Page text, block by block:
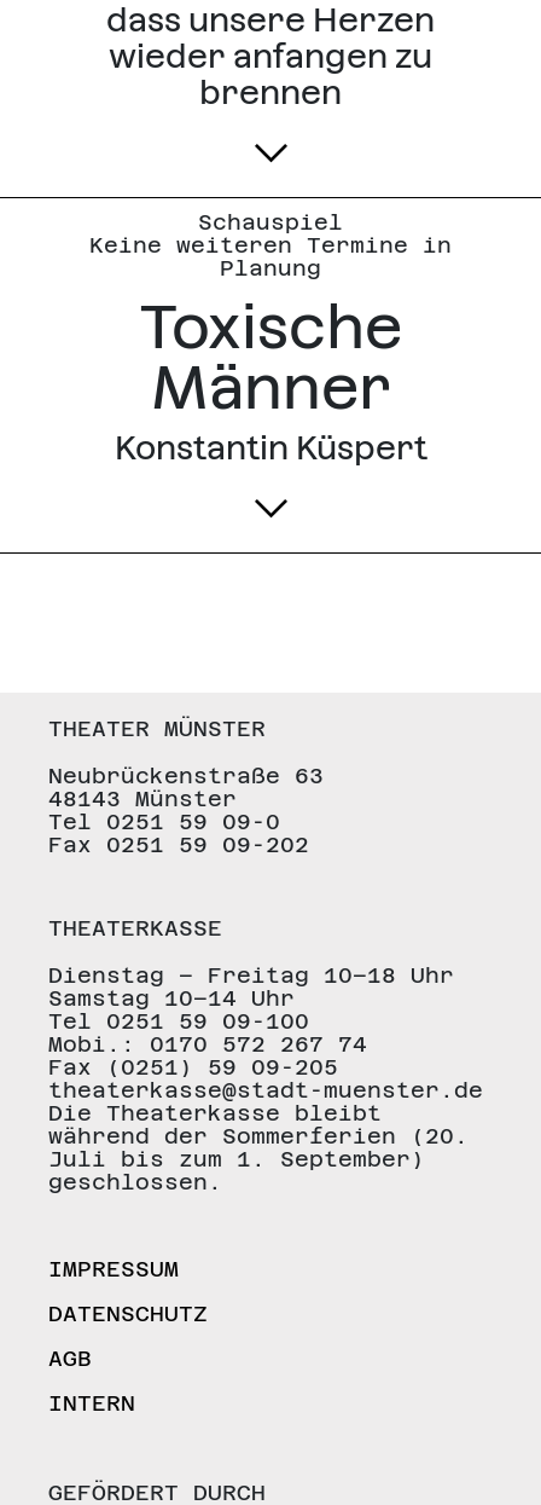
dass unsere Herzen
wieder anfangen zu
brennen
Keine weiteren Termine in
Planung
Schauspiel
Toxische
Männer
Konstantin Küspert
THEATER MÜNSTER
Neubrückenstraße 63
48143 Münster
Tel 0251 59 09-0
Fax 0251 59 09-202
THEATERKASSE
Dienstag – Freitag 10–18 Uhr
Samstag 10–14 Uhr
Tel 0251 59 09-100
Mobi.: 0170 572 267 74
Fax (0251) 59 09-205
theaterkasse@stadt-muenster.de
Die Theaterkasse bleibt
während der Sommerferien (20.
Juli bis zum 1. September)
geschlossen.
IMPRESSUM
DATENSCHUTZ
AGB
INTERN
GEFÖRDERT DURCH